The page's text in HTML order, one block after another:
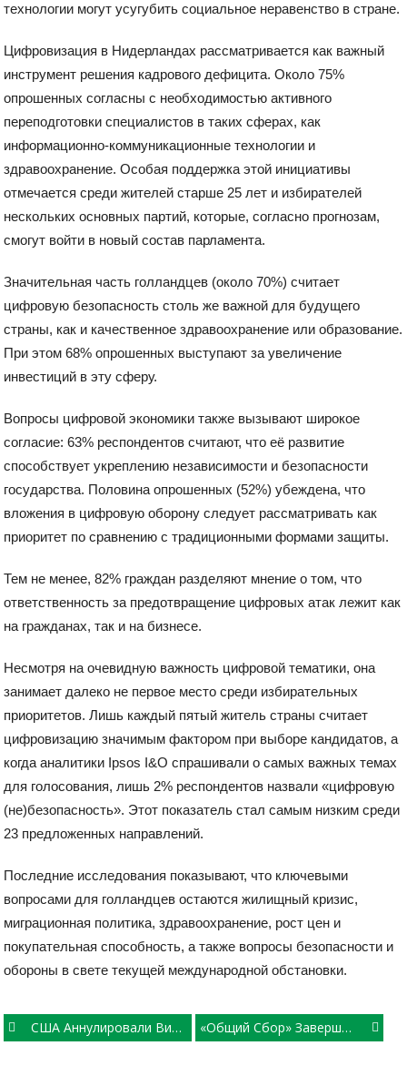
технологии могут усугубить социальное неравенство в стране.
Цифровизация в Нидерландах рассматривается как важный
инструмент решения кадрового дефицита. Около 75%
опрошенных согласны с необходимостью активного
переподготовки специалистов в таких сферах, как
информационно-коммуникационные технологии и
здравоохранение. Особая поддержка этой инициативы
отмечается среди жителей старше 25 лет и избирателей
нескольких основных партий, которые, согласно прогнозам,
смогут войти в новый состав парламента.
Значительная часть голландцев (около 70%) считает
цифровую безопасность столь же важной для будущего
страны, как и качественное здравоохранение или образование.
При этом 68% опрошенных выступают за увеличение
инвестиций в эту сферу.
Вопросы цифровой экономики также вызывают широкое
согласие: 63% респондентов считают, что её развитие
способствует укреплению независимости и безопасности
государства. Половина опрошенных (52%) убеждена, что
вложения в цифровую оборону следует рассматривать как
приоритет по сравнению с традиционными формами защиты.
Тем не менее, 82% граждан разделяют мнение о том, что
ответственность за предотвращение цифровых атак лежит как
на гражданах, так и на бизнесе.
Несмотря на очевидную важность цифровой тематики, она
занимает далеко не первое место среди избирательных
приоритетов. Лишь каждый пятый житель страны считает
цифровизацию значимым фактором при выборе кандидатов, а
когда аналитики Ipsos I&O спрашивали о самых важных темах
для голосования, лишь 2% респондентов назвали «цифровую
(не)безопасность». Этот показатель стал самым низким среди
23 предложенных направлений.
Последние исследования показывают, что ключевыми
вопросами для голландцев остаются жилищный кризис,
миграционная политика, здравоохранение, рост цен и
покупательная способность, а также вопросы безопасности и
обороны в свете текущей международной обстановки.
PostСША Аннулировали Визу Президента Колумбии Густаво Петро «Общий Сбор» Завершен: Итоги Конкурса Среди Волонтеров Всероссийской Акции «Вода России»